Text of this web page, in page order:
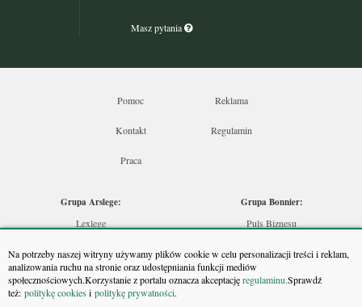
Na potrzeby naszej witryny używamy plików cookie w celu personalizacji treści i reklam,
analizowania ruchu na stronie oraz udostępniania funkcji mediów
społecznościowych.Korzystanie z portalu oznacza akceptacjęregulaminu.Sprawdź
też: politykę cookiesi politykę prywatności.
Masz pytania
Pomoc Reklama
Kontakt Regulamin
Praca
Grupa Arslege:
Lexlege
Skarbowcy
Urzędnik
Rzeczoznawca
Grupa Bonnier:
Puls Biznesu
Puls Medycyny
Monitor Firm